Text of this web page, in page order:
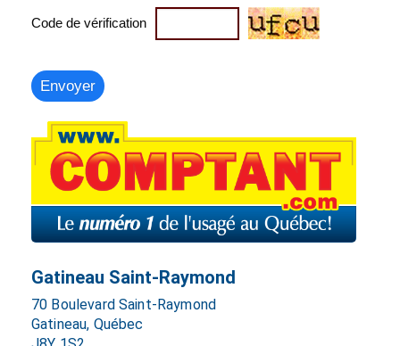
Code de vérification
Gatineau Saint-Raymond
70 Boulevard Saint-Raymond
Gatineau, Québec